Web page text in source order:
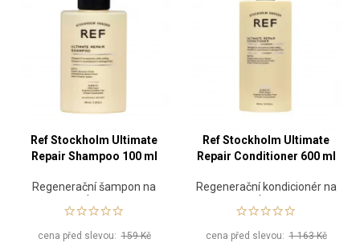
Ref Stockholm Ultimate
Repair Shampoo 100 ml
Regenerační šampon na
vlasy
cena před slevou:159 Kč
Ref Stockholm Ultimate
Repair Conditioner 600 ml
Regenerační kondicionér na
vlasy
cena před slevou:1 163 Kč